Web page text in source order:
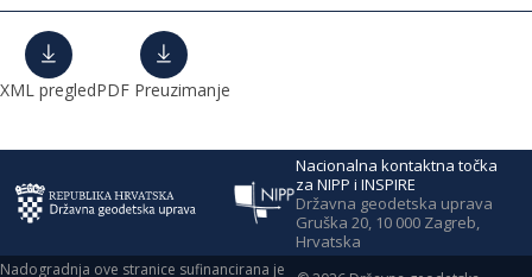
XML pregledPDF Preuzimanje
Nacionalna kontaktna točka
za NIPP i INSPIRE
Državna geodetska uprava
Gruška 20, 10 000 Zagreb,
Hrvatska
Nadogradnja ove stranice sufinancirana je